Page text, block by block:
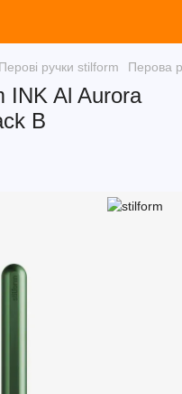
Перові ручки stilform Перова
INK Al Aurora
B